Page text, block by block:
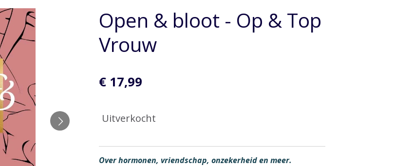
Open & bloot - Op & Top
Vrouw
€ 17,99
Uitverkocht
Over hormonen, vriendschap, onzekerheid en meer.